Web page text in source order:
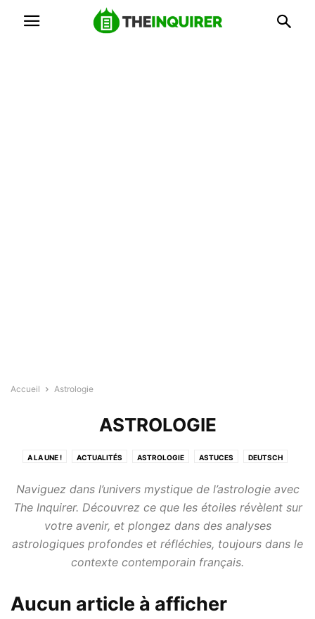
Accueil Astrologie
ASTROLOGIE
A LA UNE ! ACTUALITÉS ASTROLOGIE ASTUCES DEUTSCH
MAISON MODE DE VIE SANTÉ TECHNOLOGIE TESTS
Naviguez dans l’univers mystique de l’astrologie avec
The Inquirer. Découvrez ce que les étoiles révèlent sur
votre avenir, et plongez dans des analyses
astrologiques profondes et réfléchies, toujours dans le
contexte contemporain français.
Aucun article à afficher